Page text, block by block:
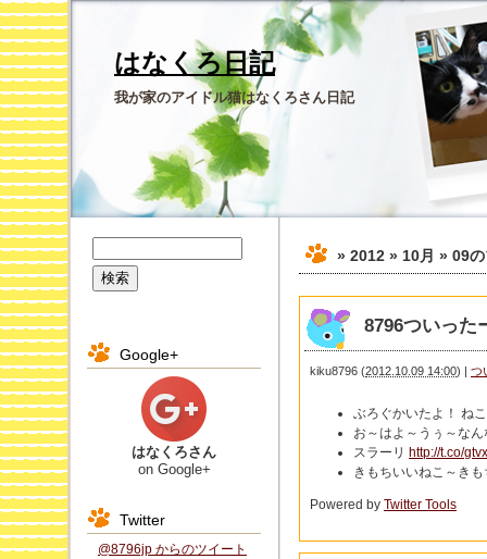
はなくろ日記
我が家のアイドル猫はなくろさん日記
» 2012 » 10月 » 09
8796ついった
kiku8796 (2012.10.09 14:00) | つ
ぶろぐかいたよ！ ね
お～はよ～うぅ～な
スラーリ http://t.co/
きもちいいねこ～き
Powered by Twitter Tools
Google+
はなくろさん
on Google+
Twitter
@8796jp からのツイート